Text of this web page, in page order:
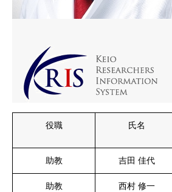
役職 氏名
助教 吉田 佳代
助教 西村 修一